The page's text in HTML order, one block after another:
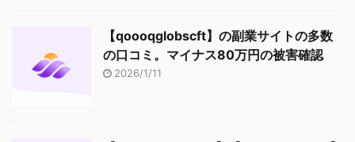
【qoooqglobscft】の副業サイトの多数
の口コミ。マイナス80万円の被害確認
2026/1/11